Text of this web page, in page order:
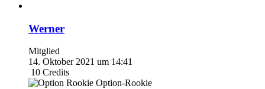
Werner
Mitglied
14. Oktober 2021 um 14:41
10 Credits
Option-Rookie